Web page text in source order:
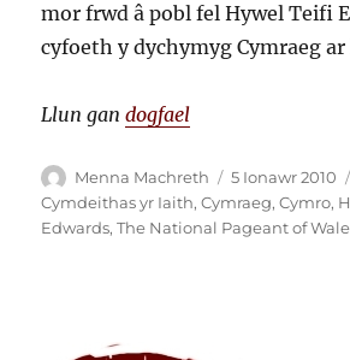
mor frwd â pobl fel Hywel Teifi
cyfoeth y dychymyg Cymraeg
Llun gandogfael
Awdur
Menna Machreth
Cofnodwyd
ar
5 Ionawr 2010
Cymdeithas yr Iaith,Cymraeg,Cymro,
Edwards,The National Pageant of